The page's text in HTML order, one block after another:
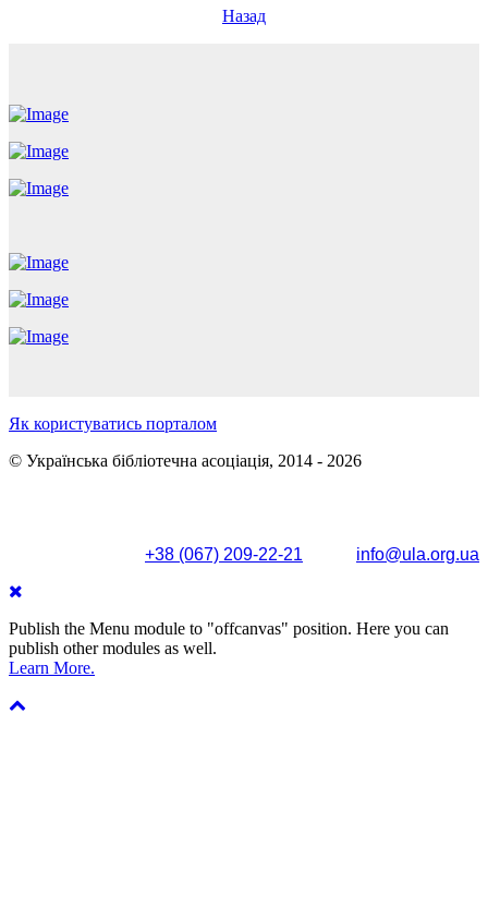
Назад
Як користуватись порталом
© Українська бібліотечна асоціація, 2014 - 2026
+38 (067) 209-22-21
info@ula.org.ua
Publish the Menu module to "offcanvas" position. Here you can
publish other modules as well.
Learn More.